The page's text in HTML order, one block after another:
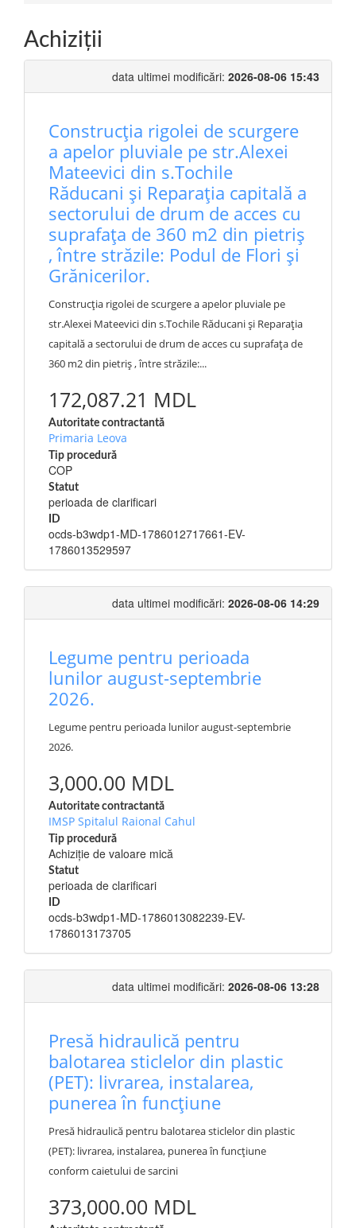
Achiziţii
data ultimei modificări: 2026-08-06 15:43
Construcția rigolei de scurgere
a apelor pluviale pe str.Alexei
Mateevici din s.Tochile
Răducani și Reparația capitală a
sectorului de drum de acces cu
suprafața de 360 m2 din pietriș
, între străzile: Podul de Flori și
Grănicerilor.
Construcția rigolei de scurgere a apelor pluviale pe
str.Alexei Mateevici din s.Tochile Răducani și Reparația
capitală a sectorului de drum de acces cu suprafața de
360 m2 din pietriș , între străzile:...
172,087.21 MDL
Autoritate contractantă
Primaria Leova
Tip procedură
COP
Statut
perioada de clarificari
ID
ocds-b3wdp1-MD-1786012717661-EV-
1786013529597
data ultimei modificări: 2026-08-06 14:29
Legume pentru perioada
lunilor august-septembrie
2026.
Legume pentru perioada lunilor august-septembrie
2026.
3,000.00 MDL
Autoritate contractantă
IMSP Spitalul Raional Cahul
Tip procedură
Achiziție de valoare mică
Statut
perioada de clarificari
ID
ocds-b3wdp1-MD-1786013082239-EV-
1786013173705
data ultimei modificări: 2026-08-06 13:28
Presă hidraulică pentru
balotarea sticlelor din plastic
(PET): livrarea, instalarea,
punerea în funcțiune
Presă hidraulică pentru balotarea sticlelor din plastic
(PET): livrarea, instalarea, punerea în funcțiune
conform caietului de sarcini
373,000.00 MDL